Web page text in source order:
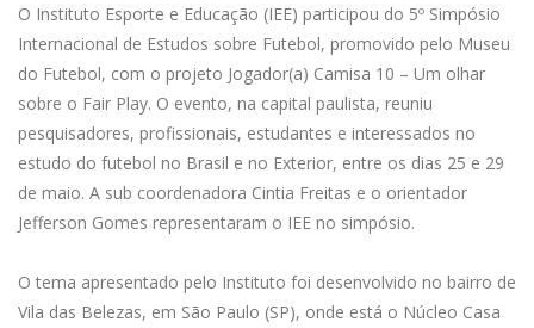
O Instituto Esporte e Educação (IEE) participou do 5º Simpósio
Internacional de Estudos sobre Futebol, promovido pelo Museu
do Futebol, com o projeto Jogador(a) Camisa 10 – Um olhar
sobre o Fair Play. O evento, na capital paulista, reuniu
pesquisadores, profissionais, estudantes e interessados no
estudo do futebol no Brasil e no Exterior, entre os dias 25 e 29
de maio. A sub coordenadora Cintia Freitas e o orientador
Jefferson Gomes representaram o IEE no simpósio.
O tema apresentado pelo Instituto foi desenvolvido no bairro de
Vila das Belezas, em São Paulo (SP), onde está o Núcleo Casa